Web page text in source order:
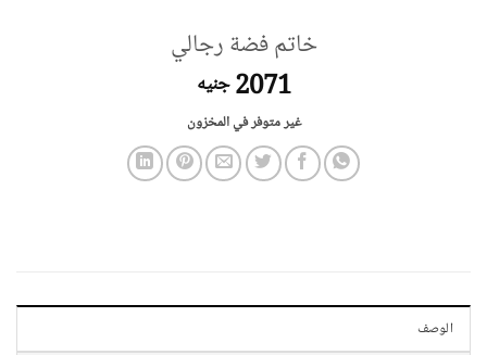
خاتم فضة رجالي
2071 جنيه
غير متوفر في المخزون
الوصف